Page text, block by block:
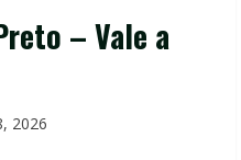
– Vale a
2026